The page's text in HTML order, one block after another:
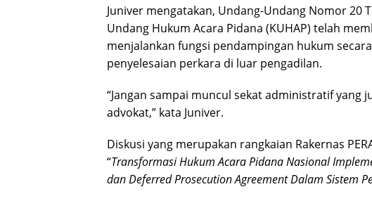
Juniver mengatakan, Undang-Undang Nomor 20
Undang Hukum Acara Pidana (KUHAP) telah
menjalankan fungsi pendampingan hukum
penyelesaian perkara di luar pengadilan.
“Jangan sampai muncul sekat administratif
advokat,” kata Juniver.
Diskusi yang merupakan rangkaian Rakernas
“Transformasi Hukum Acara Pidana Nasional
dan Deferred Prosecution Agreement Dalam Sistem